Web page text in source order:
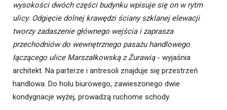
wysokości dwóch części budynku wpisuje się on w rytm
ulicy. Odgięcie dolnej krawędzi ściany szklanej elewacji
tworzy zadaszenie głównego wejścia i zaprasza
przechodniów do wewnętrznego pasażu handlowego
łączącego ulice Marszałkowską z Żurawią- wyjaśnia
architekt. Na parterze i antresoli znajduje się przestrzeń
handlowa. Do holu biurowego, zawieszonego dwie
kondygnacje wyżej, prowadzą ruchome schody.